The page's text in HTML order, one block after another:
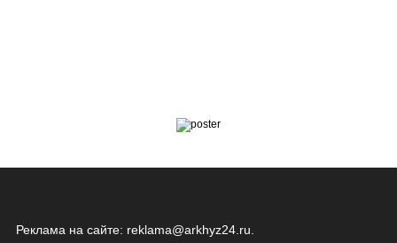
Реклама на сайте: reklama@arkhyz24.ru